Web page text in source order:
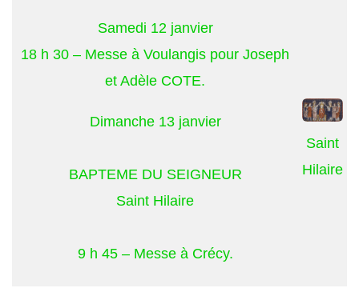
Samedi 12 janvier
18 h 30 – Messe à Voulangis pour Joseph
et Adèle COTE.
Dimanche 13 janvier
BAPTEME DU SEIGNEUR
Saint Hilaire
9 h 45 – Messe à Crécy.
Saint
Hilaire